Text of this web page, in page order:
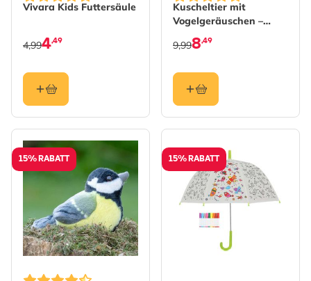
Vivara Kids Futtersäule
4,49
4,99
Kuscheltier mit
Vogelgeräuschen –
Amsel
8,49
9,99
15% RABATT 15% RABATT